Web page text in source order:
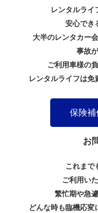
レンタルライ
安心でき
大半のレンタカー
事故
ご利用車様の
レンタルライフは免
保険
お
これまで
ご利用い
繁忙期や急
どんな時も臨機応変